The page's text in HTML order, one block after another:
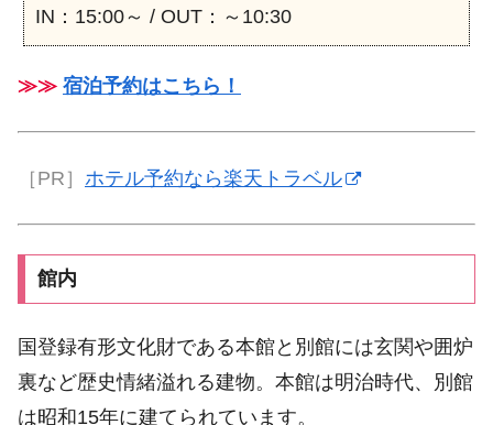
IN：15:00～ / OUT：～10:30
≫≫ 宿泊予約はこちら！
［PR］ ホテル予約なら楽天トラベル
館内
国登録有形文化財である本館と別館には玄関や囲炉
裏など歴史情緒溢れる建物。本館は明治時代、別館
は昭和15年に建てられています。